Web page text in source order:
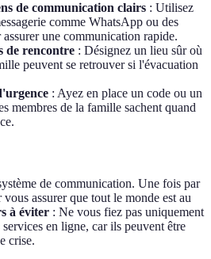
de communication clairs : Utilisez
comme WhatsApp ou des
une communication rapide.
de rencontre : Désignez un lieu sûr où
peuvent se retrouver si l'évacuation
: Ayez en place un code ou un
membres de la famille sachent quand
de communication. Une fois par
assurer que tout le monde est au
à éviter : Ne vous fiez pas uniquement
en ligne, car ils peuvent être
crise.